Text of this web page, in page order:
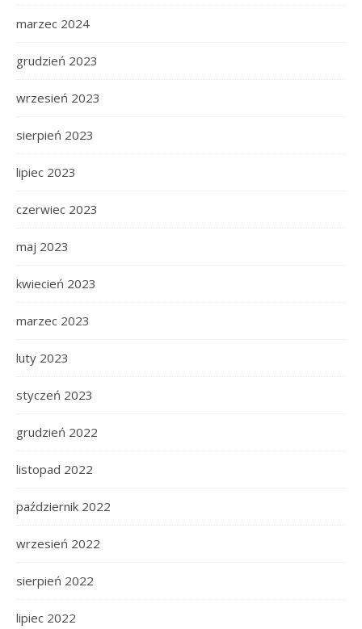
marzec 2024
grudzień 2023
wrzesień 2023
sierpień 2023
lipiec 2023
czerwiec 2023
maj 2023
kwiecień 2023
marzec 2023
luty 2023
styczeń 2023
grudzień 2022
listopad 2022
październik 2022
wrzesień 2022
sierpień 2022
lipiec 2022